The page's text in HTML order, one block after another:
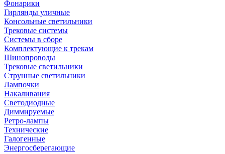
Фонарики
Гирлянды уличные
Консольные светильники
Трековые системы
Системы в сборе
Комплектующие к трекам
Шинопроводы
Трековые светильники
Струнные светильники
Лампочки
Накаливания
Светодиодные
Диммируемые
Ретро-лампы
Технические
Галогенные
Энергосберегающие